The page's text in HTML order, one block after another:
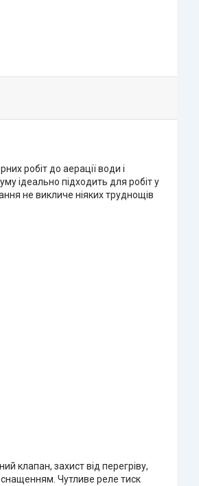
робіт до аерації води і
ідеально підходить для робіт у
не викличе ніяких труднощів
клапан, захист від перегріву,
Чутливе реле тиск